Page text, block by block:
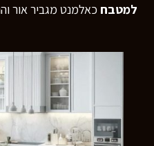
למטבח כאלמנט מגביר אור